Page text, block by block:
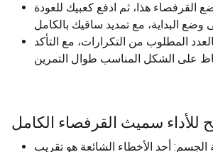
هذا، ثم ادفع كعبيك للعودة
المطلوب من التكرارات، مع التأكد
للأداء سميث القرفصاء الكامل
أحد الأخطاء الشائعة هو تقريب